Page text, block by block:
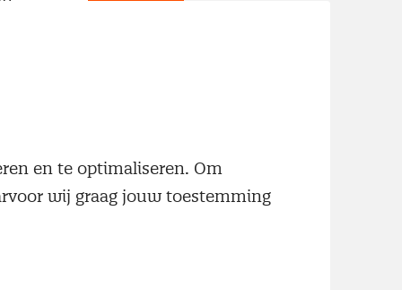
en te optimaliseren. Om
wij graag jouw toestemming